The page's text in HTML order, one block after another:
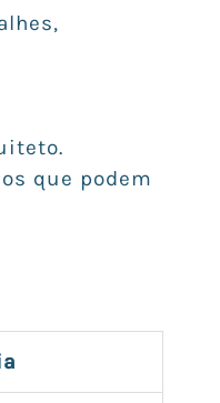
que podem